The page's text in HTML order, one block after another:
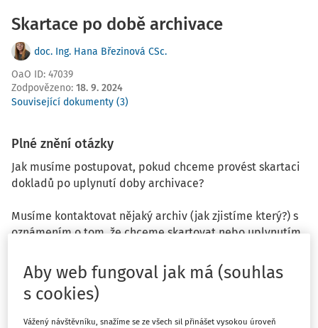
Skartace po době archivace
doc. Ing. Hana Březinová CSc.
OaO ID: 47039
Zodpovězeno: 18. 9. 2024
Související dokumenty (3)
Plné znění otázky
Jak musíme postupovat, pokud chceme provést skartaci
dokladů po uplynutí doby archivace?
Musíme kontaktovat nějaký archiv (jak zjistíme který?) s
oznámením o tom, že chceme skartovat nebo uplynutím
oznámení, souhlasu?
Jsou některé daňové/účetní doklady, které se scartovat
Aby web fungoval jak má (souhlas
s cookies)
Vážený návštěvníku, snažíme se ze všech sil přinášet vysokou úroveň